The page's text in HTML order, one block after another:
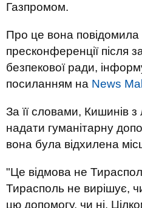
Газпромом.
Про це вона повідомила
пресконференції після
безпекової ради,
посиланням на News
За її словами, Кишинів
надати гуманітарну
вона була відхилена
"Це відмова не
Тирасполь не вирішує,
цю допомогу, чи ні.